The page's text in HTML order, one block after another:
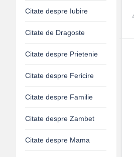
Citate despre Iubire
Citate de Dragoste
Citate despre Prietenie
Citate despre Fericire
Citate despre Familie
Citate despre Zambet
Citate despre Mama